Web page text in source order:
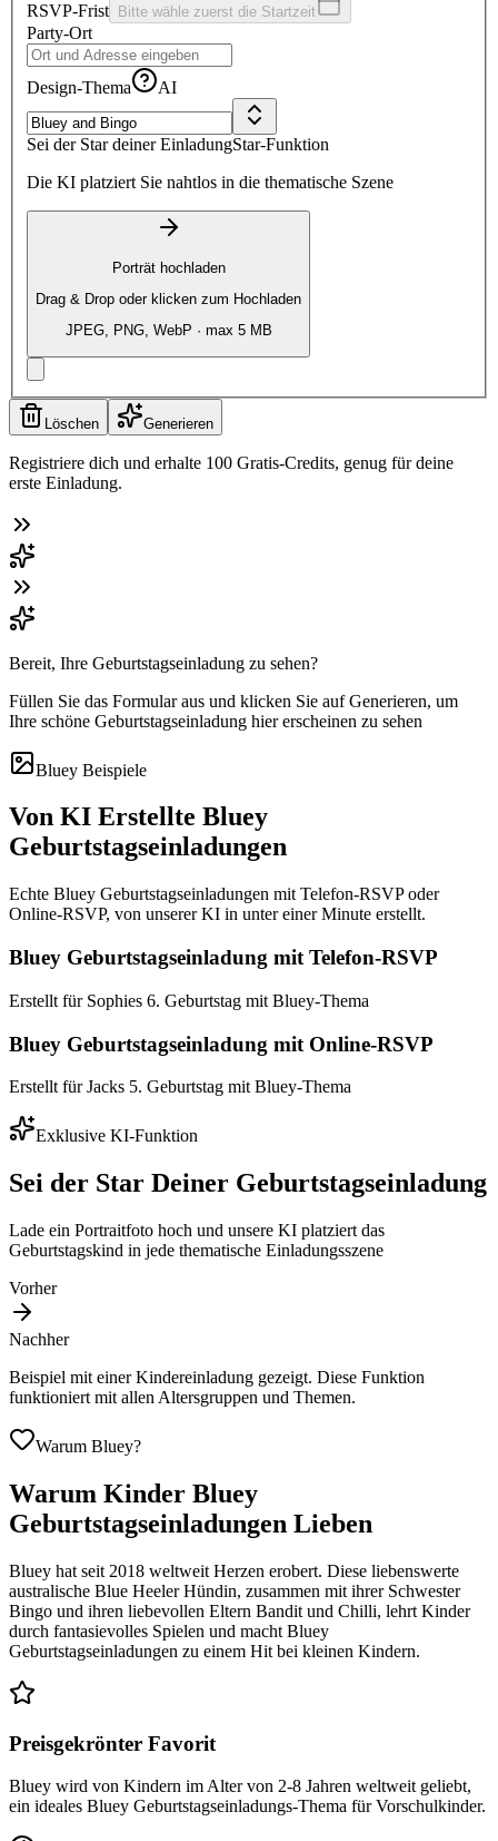
RSVP-Frist Bitte wähle zuerst die Startzeit
Party-Ort
Design-Thema AI
Sei der Star deiner EinladungStar-Funktion
Die KI platziert Sie nahtlos in die thematische Szene
Porträt hochladen
Drag & Drop oder klicken zum Hochladen
JPEG, PNG, WebP · max 5 MB
Löschen Generieren
Registriere dich und erhalte 100 Gratis-Credits, genug für deine
erste Einladung.
Bereit, Ihre Geburtstagseinladung zu sehen?
Füllen Sie das Formular aus und klicken Sie auf Generieren, um
Ihre schöne Geburtstagseinladung hier erscheinen zu sehen
Bluey Beispiele
Von KI Erstellte Bluey
Geburtstagseinladungen
Echte Bluey Geburtstagseinladungen mit Telefon-RSVP oder
Online-RSVP, von unserer KI in unter einer Minute erstellt.
Bluey Geburtstagseinladung mit Telefon-RSVP
Erstellt für Sophies 6. Geburtstag mit Bluey-Thema
Bluey Geburtstagseinladung mit Online-RSVP
Erstellt für Jacks 5. Geburtstag mit Bluey-Thema
Exklusive KI-Funktion
Sei der Star Deiner Geburtstagseinladung
Lade ein Portraitfoto hoch und unsere KI platziert das
Geburtstagskind in jede thematische Einladungsszene
Vorher
Nachher
Beispiel mit einer Kindereinladung gezeigt. Diese Funktion
funktioniert mit allen Altersgruppen und Themen.
Warum Bluey?
Warum Kinder Bluey
Geburtstagseinladungen Lieben
Bluey hat seit 2018 weltweit Herzen erobert. Diese liebenswerte
australische Blue Heeler Hündin, zusammen mit ihrer Schwester
Bingo und ihren liebevollen Eltern Bandit und Chilli, lehrt Kinder
durch fantasievolles Spielen und macht Bluey
Geburtstagseinladungen zu einem Hit bei kleinen Kindern.
Preisgekrönter Favorit
Bluey wird von Kindern im Alter von 2-8 Jahren weltweit geliebt,
ein ideales Bluey Geburtstagseinladungs-Thema für Vorschulkinder.